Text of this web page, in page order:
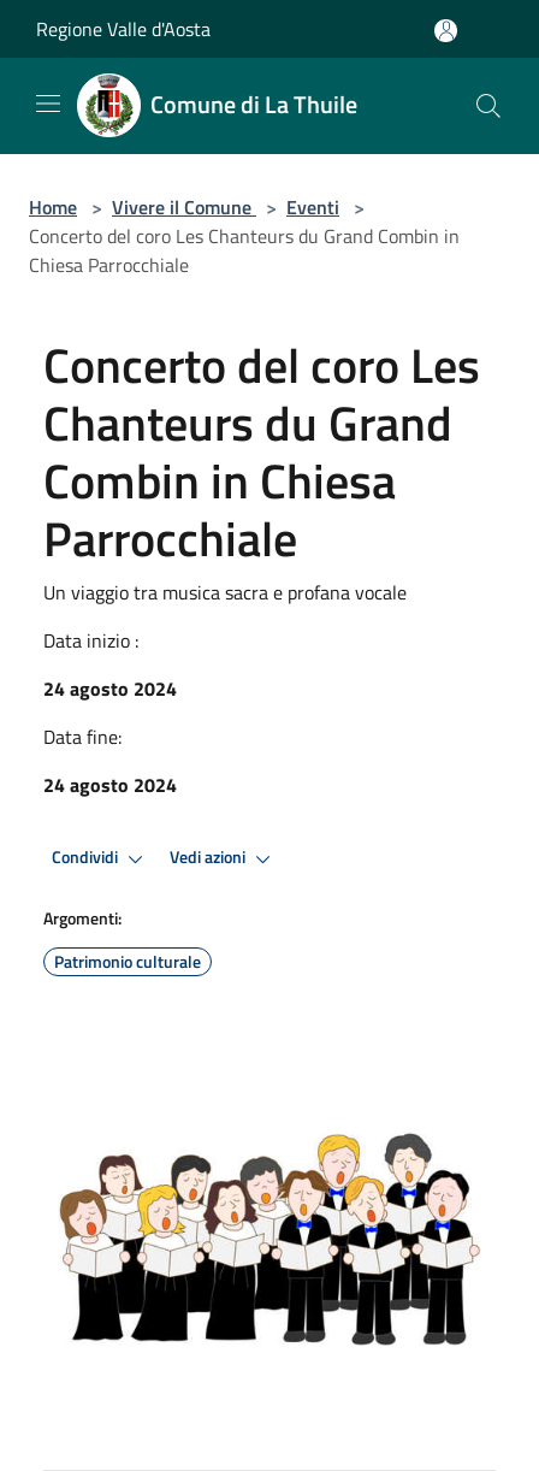
Regione Valle d'Aosta
Comune di La Thuile
Home > Vivere il Comune > Eventi >
Concerto del coro Les Chanteurs du Grand Combin in
Chiesa Parrocchiale
Concerto del coro Les
Chanteurs du Grand
Combin in Chiesa
Parrocchiale
Un viaggio tra musica sacra e profana vocale
Data inizio :
24 agosto 2024
Data fine:
24 agosto 2024
Condividi Vedi azioni
Argomenti:
Patrimonio culturale